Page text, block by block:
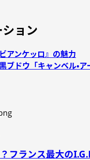
ョン
アンケッロ』の魅力
ブドウ「キャンベル・ア
フランス最大の